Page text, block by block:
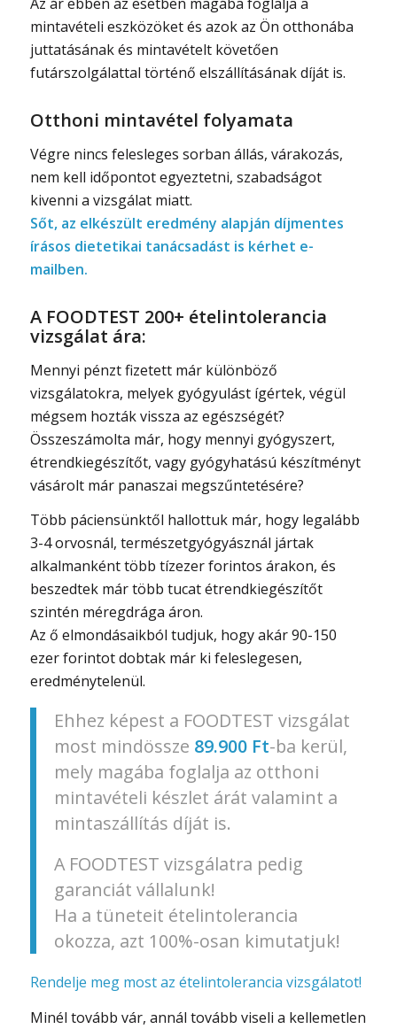
mintavételi eszközöket és azok az Ön otthonába
juttatásának és mintavételt követően
futárszolgálattal történő elszállításának díját is.
Otthoni mintavétel folyamata
Végre nincs felesleges sorban állás, várakozás,
nem kell időpontot egyeztetni, szabadságot
kivenni a vizsgálat miatt.
Sőt, az elkészült eredmény alapján díjmentes
írásos dietetikai tanácsadást is kérhet e-
mailben.
A FOODTEST 200+ ételintolerancia
vizsgálat ára:
Mennyi pénzt fizetett már különböző
vizsgálatokra, melyek gyógyulást ígértek, végül
mégsem hozták vissza az egészségét?
Összeszámolta már, hogy mennyi gyógyszert,
étrendkiegészítőt, vagy gyógyhatású készítményt
vásárolt már panaszai megszűntetésére?
Több páciensünktől hallottuk már, hogy legalább
3-4 orvosnál, természetgyógyásznál jártak
alkalmanként több tízezer forintos árakon, és
beszedtek már több tucat étrendkiegészítőt
szintén méregdrága áron.
Az ő elmondásaikból tudjuk, hogy akár 90-150
ezer forintot dobtak már ki feleslegesen,
eredménytelenül.
Ehhez képest a FOODTEST vizsgálat
most mindössze 89.900 Ft-ba kerül,
mely magába foglalja az otthoni
mintavételi készlet árát valamint a
mintaszállítás díját is.
A FOODTEST vizsgálatra pedig
garanciát vállalunk!
Ha a tüneteit ételintolerancia
okozza, azt 100%-osan kimutatjuk!
Rendelje meg most az ételintolerancia vizsgálatot!
Minél tovább vár, annál tovább viseli a kellemetlen